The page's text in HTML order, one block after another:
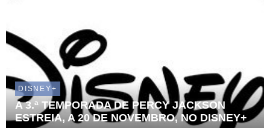
DISNEY+
A 3.ª TEMPORADA DE PERCY JACKSON
ESTREIA, A 20 DE NOVEMBRO, NO DISNEY+